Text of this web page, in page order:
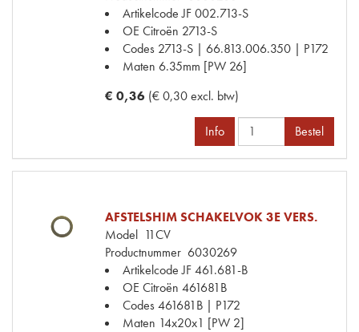
Artikelcode JF002.713-S
OE Citroën 2713-S
Codes 2713-S | 66.813.006.350 | P172
Maten 6.35mm [PW 26]
€ 0,36 (€ 0,30 excl. btw)
Info Bestel
AFSTELSHIM SCHAKELVOK 3E VERS.
Model 11CV
Productnummer 6030269
Artikelcode JF461.681-B
OE Citroën 461681B
Codes461681B | P172
Maten 14x20x1 [PW 2]